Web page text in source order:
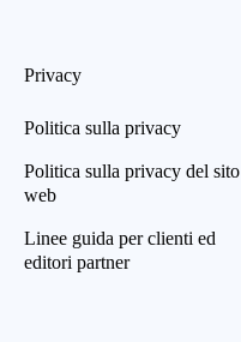
Privacy
Politica sulla privacy
Politica sulla privacy del sito
web
Linee guida per clienti ed
editori partner